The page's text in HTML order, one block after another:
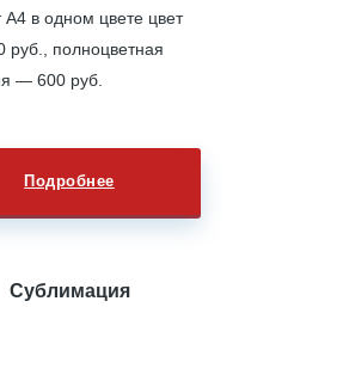
А4 в одном цвете цвет
руб., полноцветная
— 600 руб.
Подробнее
Сублимация